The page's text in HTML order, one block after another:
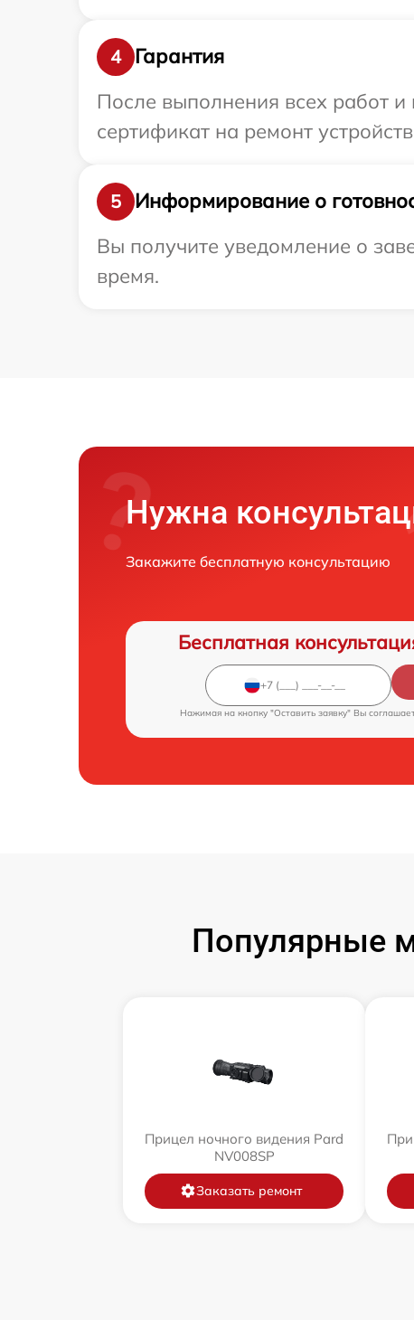
4
Гарантия
После выполнения всех работ
сертификат на ремонт
5
Информирование о
Вы получите уведомление о
время.
Нужна
Закажите бесплатную консультацию
Бесплатная
Нажимая на кнопку "Оставить заявку" Вы
Популярные
Прицел ночного видения Pard
NV008SP
Заказать ремонт